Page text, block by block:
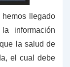
hemos llegado
información
la salud de
el cual debe